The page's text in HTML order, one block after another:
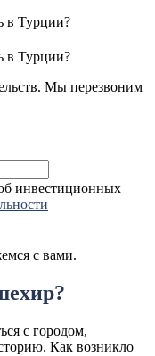
в Турции?
в Турции?
Мы перезвоним
инвестиционных
с вами.
с городом,
Как возникло